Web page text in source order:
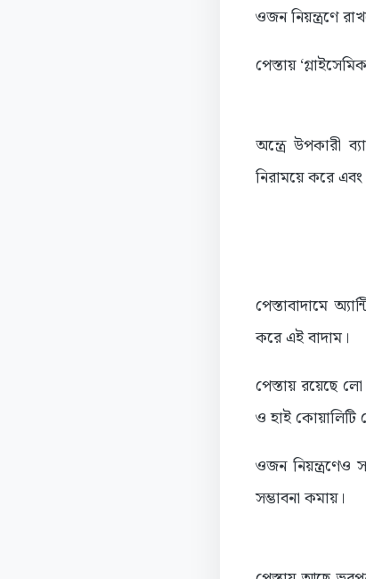
ওজন নিয়ন্ত্রণে
পেস্তায়
অন্ত্রে উপকারী
নিরাময়ে করে এবং
পেস্তাবাদামে
করে এই বাদাম।
পেস্তায় রয়েছে লো
ও হাই কোয়ালিটি
ওজন নিয়ন্ত্রণেও
সম্ভাবনা কমায়।